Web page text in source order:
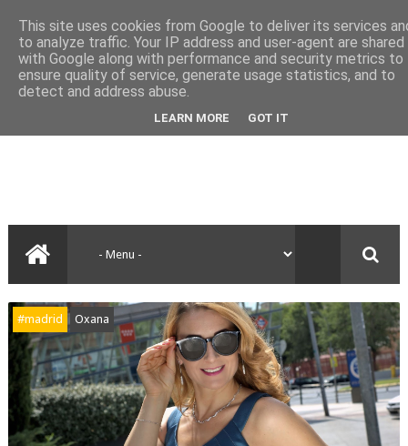
#madrid Oxana
This site uses cookies from Google to deliver its services
to analyze traffic. Your IP address and user-agent are shared
with Google along with performance and security metrics to
ensure quality of service, generate usage statistics, and to
detect and address abuse.
LEARN MORE GOT IT